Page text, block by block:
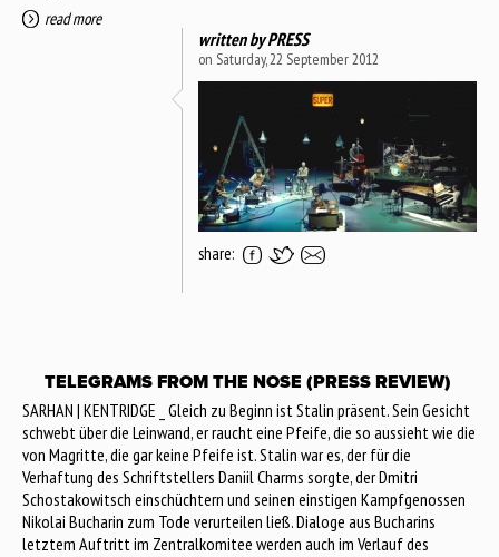
read more
written byPRESS
on Saturday, 22 September 2012
share:
TELEGRAMS FROM THE NOSE (PRESS REVIEW)
SARHAN | KENTRIDGE _ Gleich zu Beginn ist Stalin präsent. Sein Gesicht
schwebt über die Leinwand, er raucht eine Pfeife, die so aussieht wie die
von Magritte, die gar keine Pfeife ist. Stalin war es, der für die
Verhaftung des Schriftstellers Daniil Charms sorgte, der Dmitri
Schostakowitsch einschüchtern und seinen einstigen Kampfgenossen
Nikolai Bucharin zum Tode verurteilen ließ. Dialoge aus Bucharins
letztem Auftritt im Zentralkomitee werden auch im Verlauf des